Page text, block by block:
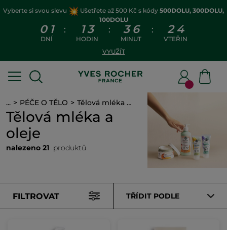
Vyberte si svou slevu Ušetřete až 500 Kč s kódy 500DOLU, 300DOLU,
100DOLU
0 1
DNÍ
: 13
HODIN
: 3 6
MINUT
: 2 3
VTEŘIN
VYUŽÍT
... PÉČE O TĚLO Tělová mléka a oleje
Tělová mléka a
oleje
nalezeno 21 produktů
FILTROVAT TŘÍDIT PODLE